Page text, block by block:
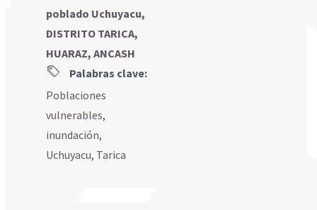
poblado Uchuyacu,
DISTRITO TARICA,
HUARAZ, ANCASH
Palabras clave:
Poblaciones
vulnerables,
inundación,
Uchuyacu, Tarica